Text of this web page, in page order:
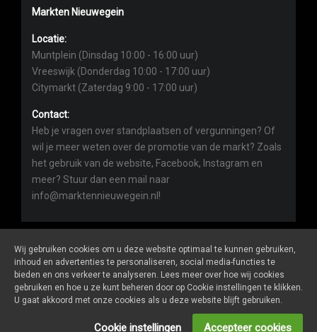
Markten Nieuwegein
Locatie:
Muntplein (Dinsdag 10:00 - 16:00 uur)
Vreeswijk (Donderdag 10:00 - 17:00 uur)
Citymarkt (Zaterdag 9:00 - 17:00 uur)
Contact:
Heb je vragen over standplaatsen of vergunningen? Of
wil je meer weten over de promotie van de markt? Zoals
het gebruik van de website, Facebook, Instagram en
meer? Stuur dan een mail naar
info@marktennieuwegein.nl!
Marktennieuwegein.nlis een website van De Markt Online
ALGEMENE VOORWAARDEN
ONDERNEMERS LOGIN
SOCIALS
Wij gebruiken cookies om u deze website optimaal te kunnen gebruiken,
inhoud en advertenties te personaliseren, social media-functies te
bieden en ons verkeer te analyseren. Lees meer over hoe wij cookies
gebruiken en hoe u ze kunt beheren door op Cookie instellingen te klikken.
U gaat akkoord met onze cookies als u deze website blijft gebruiken.
Cookie instellingen Accepteer cookies